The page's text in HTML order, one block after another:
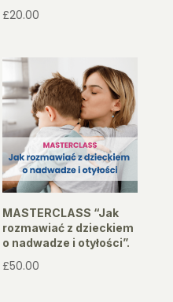
£20.00
MASTERCLASS “Jak
rozmawiać z dzieckiem
o nadwadze i otyłości”.
£50.00